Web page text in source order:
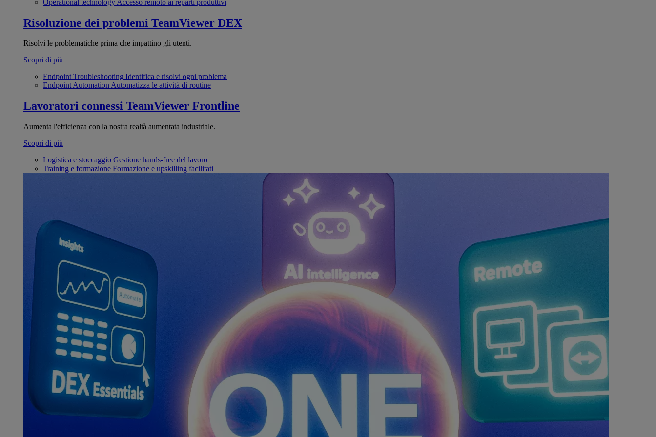
Operational technology Accesso remoto ai reparti produttivi
Risoluzione dei problemi TeamViewer DEX
Risolvi le problematiche prima che impattino gli utenti.
Scopri di più
Endpoint Troubleshooting Identifica e risolvi ogni problema
Endpoint AutomationAutomatizza le attività di routine
Lavoratori connessi TeamViewer Frontline
Aumenta l'efficienza con la nostra realtà aumentata industriale.
Scopri di più
Logistica e stoccaggio Gestione hands-free del lavoro
Training e formazione Formazione e upskilling facilitati